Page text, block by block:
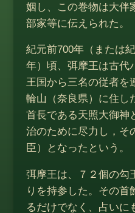
姻し、この巻物は大伴
部家等に伝えられた。
紀元前700年（または
年）頃、弭摩王は古代
王国から三名の従者を
輪山（奈良県）に住し
首長である天照大御神
治のために尽力し，そ
臣）となったという。
弭摩王は、７２個の勾
りを持参した。その首
るだけでなく、占いに